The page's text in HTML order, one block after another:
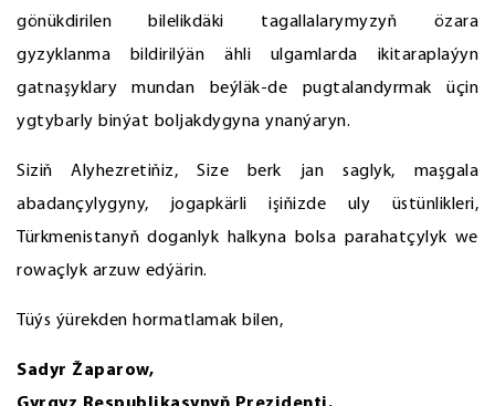
gönükdirilen bilelikdäki tagallalarymyzyň özara
gyzyklanma bildirilýän ähli ulgamlarda ikitaraplaýyn
gatnaşyklary mundan beýläk-de pugtalandyrmak üçin
ygtybarly binýat boljakdygyna ynanýaryn.
Siziň Alyhezretiňiz, Size berk jan saglyk, maşgala
abadançylygyny, jogapkärli işiňizde uly üstünlikleri,
Türkmenistanyň doganlyk halkyna bolsa parahatçylyk we
rowaçlyk arzuw edýärin.
Tüýs ýürekden hormatlamak bilen,
Sadyr Žaparow,